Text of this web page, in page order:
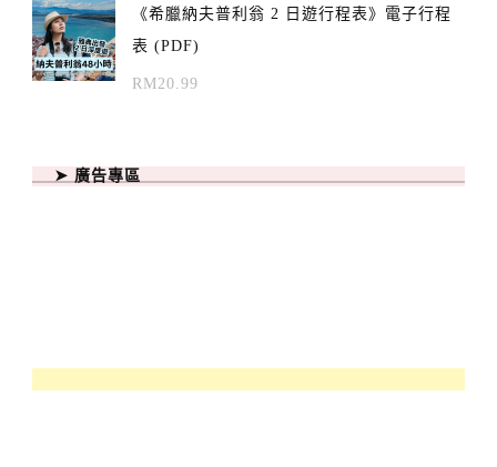
《希臘納夫普利翁 2 日遊行程表》電子行程
表 (PDF)
RM20.99
➤ 廣告專區